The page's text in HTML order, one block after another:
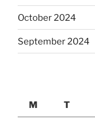
October 2024
September 2024
M
T